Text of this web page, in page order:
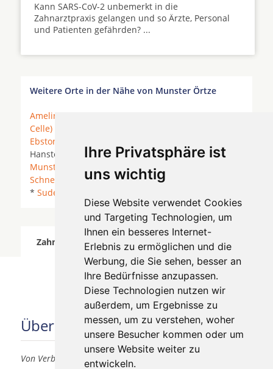
Ihre Privatsphäre ist
uns wichtig
Diese Website verwendet Cookies
und Targeting Technologien, um
Ihnen ein besseres Internet-
Erlebnis zu ermöglichen und die
Werbung, die Sie sehen, besser an
Ihre Bedürfnisse anzupassen.
Diese Technologien nutzen wir
außerdem, um Ergebnisse zu
messen, um zu verstehen, woher
unsere Besucher kommen oder um
unsere Website weiter zu
entwickeln.
Kann SARS-CoV-2 unbemerkt in die
Zahnarztpraxis gelangen und so Ärzte, Personal
und Patienten gefährden? ...
Weitere Orte in der Nähe von Munster Örtze
Amelinghausen
Celle)
Ebstorf
Hanstedt (Landkreis Uelzen) *Hermannsburg*
Munster Örtze
* Oldendorf (Luhe) * Rehlingen *
Schneverdingen * Schwienau * Soderstorf *
* Suderburg
Zahnärzte für Zahnimplantete in Munster Örtze
wurde am 07 August 2026 aktualisiert.
Über uns
Von Verbrauchern für Verbraucher